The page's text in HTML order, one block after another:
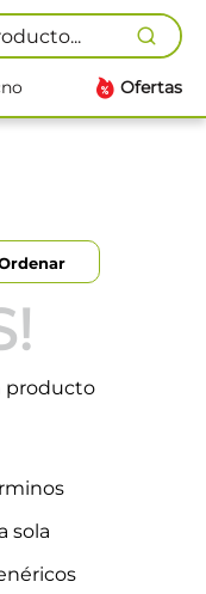
Ofertas
producto
sola